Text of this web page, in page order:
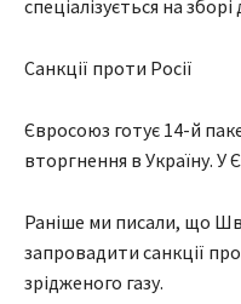
спеціалізується на
Санкції проти Росії
Євросоюз готує 14-й
вторгнення в Україну. У
Раніше ми писали, що
запровадити санкції
зрідженого газу.